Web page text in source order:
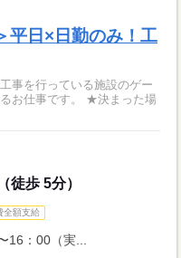
平日×日勤のみ！工
事を行っている施設のゲー
す。 ★決まった場
徒歩 5分）
全額支給
16：00（実...